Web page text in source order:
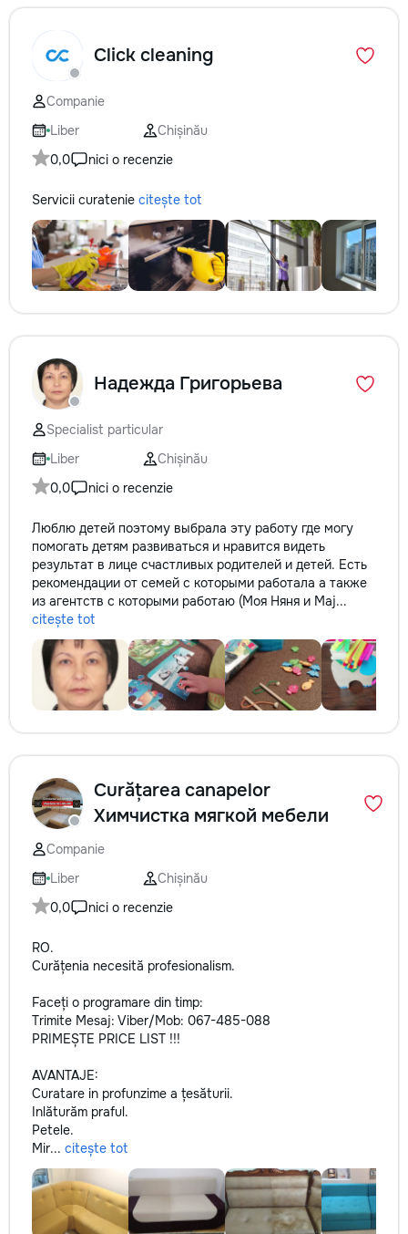
Click cleaning
Companie
Liber
Chișinău
0,0
nici o recenzie
Servicii curatenie citește tot
Надежда Григорьева
Specialist particular
Liber
Chișinău
0,0
nici o recenzie
Люблю детей поэтому выбрала эту работу где могу
помогать детям развиваться и нравится видеть
результат в лице счастливых родителей и детей. Есть
рекомендации от семей с которыми работала а также
из агентств с которыми работаю (Моя Няня и Maj...
citește tot
Curățarea сanapelor
Химчистка мягкой мебели
Companie
Liber
Chișinău
0,0
nici o recenzie
RO.
Curățenia necesită profesionalism.
Faceți o programare din timp:
Trimite Mesaj: Viber/Mob: 067-485-088
PRIMEȘTE PRICE LIST !!!
AVANTAJE:
Curatare in profunzime a țesăturii.
Inlăturăm praful.
Petele.
Mir... citește tot